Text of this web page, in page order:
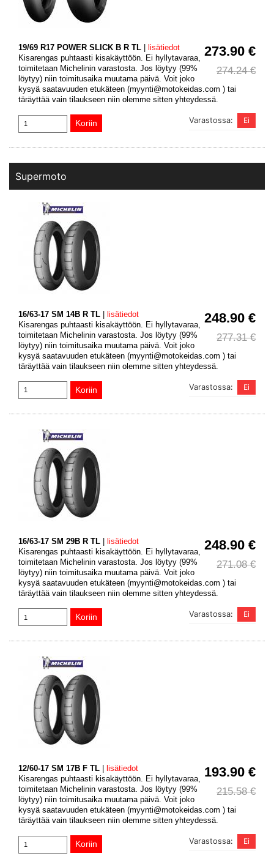
273.90 €
274.24 €
19/69 R17 POWER SLICK B R TL
lisätiedot
Kisarengas puhtaasti kisakäyttöön. Ei hyllytavaraa,
toimitetaan Michelinin varastosta. Jos löytyy (99%
löytyy) niin toimitusaika muutama päivä. Voit joko
kysyä saatavuuden etukäteen (myynti@motokeidas.com ) tai
täräyttää vain tilaukseen niin olemme sitten yhteydessä.
Varastossa:
Supermoto
248.90 €
277.31 €
16/63-17 SM 14B R TL | lisätiedot
Kisarengas puhtaasti kisakäyttöön. Ei hyllytavaraa,
toimitetaan Michelinin varastosta. Jos löytyy (99%
löytyy) niin toimitusaika muutama päivä. Voit joko
kysyä saatavuuden etukäteen (myynti@motokeidas.com ) tai
täräyttää vain tilaukseen niin olemme sitten yhteydessä.
Varastossa:
248.90 €
271.08 €
16/63-17 SM 29B R TL
lisätiedot
Kisarengas puhtaasti kisakäyttöön. Ei hyllytavaraa,
toimitetaan Michelinin varastosta. Jos löytyy (99%
löytyy) niin toimitusaika muutama päivä. Voit joko
kysyä saatavuuden etukäteen (myynti@motokeidas.com ) tai
täräyttää vain tilaukseen niin olemme sitten yhteydessä.
Varastossa:
193.90 €
215.58 €
12/60-17 SM 17B F TL
lisätiedot
Kisarengas puhtaasti kisakäyttöön. Ei hyllytavaraa,
toimitetaan Michelinin varastosta. Jos löytyy (99%
löytyy) niin toimitusaika muutama päivä. Voit joko
kysyä saatavuuden etukäteen (myynti@motokeidas.com ) tai
täräyttää vain tilaukseen niin olemme sitten yhteydessä.
Varastossa: